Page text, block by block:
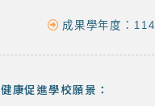
成果學年度：114
健康促進學校願景：